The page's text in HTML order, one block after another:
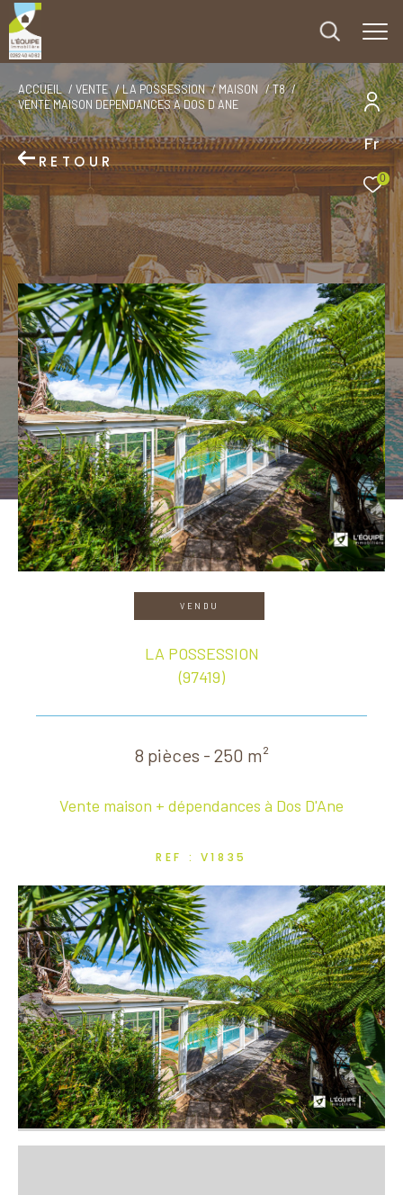
Fr
0
ACCUEIL VENTE LA POSSESSION MAISON
T8
VENTE MAISON DEPENDANCES A DOS D ANE
RETOUR
VENDU
LA POSSESSION
(97419)
8 pièces - 250 m²
Vente maison + dépendances à Dos D'Ane
REF : V1835